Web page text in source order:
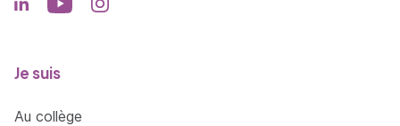
Je suis
Au collège